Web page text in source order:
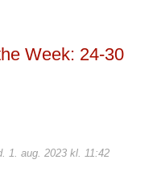
Week: 24-30
1. aug. 2023 kl. 11:42